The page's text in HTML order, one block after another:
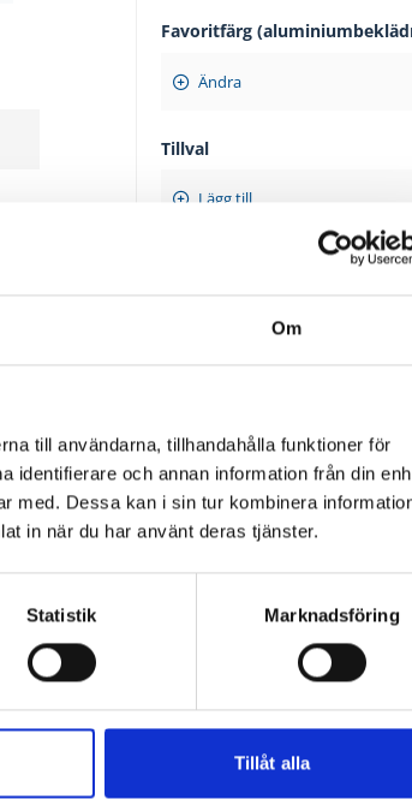
Om
till användarna, tillhandahålla funktioner för
identifierare och annan information från din
med. Dessa kan i sin tur kombinera
in när du har använt deras tjänster.
Statistik Marknadsföring
Tillåt alla
Favoritfärg
Ändra
Tillval
Lägg till
Moms ingår med 15 040 SEK
Beställningsvara
Klar för leverans/avhämtning:v43